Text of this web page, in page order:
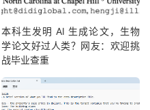
本科生发明 AI 生成论文，生物
学论文好过人类？网友：欢迎挑
战毕业查重